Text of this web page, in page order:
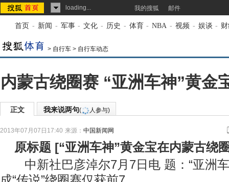
loading... 我的搜狐 邮件
首页 - 新闻 - 军事 - 文化 - 历史 - 体育 - NBA - 视频 - 娱谈 -
> 自行车 > 自行车动态
内蒙古绕圈赛 “亚洲车神”黄金
正文 我来说两句( 人参与)
2013年07月07日17:40 来源： 中国新闻网
原标题 [“亚洲车神”黄金宝在内蒙古绕
中新社巴彦淖尔7月7日电 题：“亚洲车